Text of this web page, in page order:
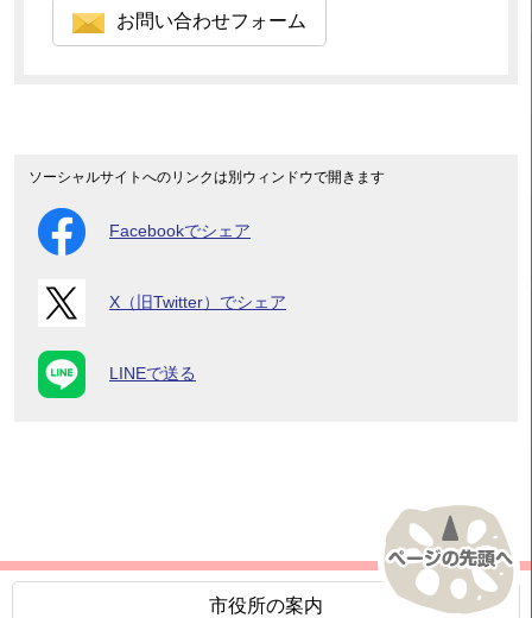
お問い合わせフォーム
ソーシャルサイトへのリンクは別ウィンドウで開きます
Facebookでシェア
X（旧Twitter）でシェア
LINEで送る
市役所の案内